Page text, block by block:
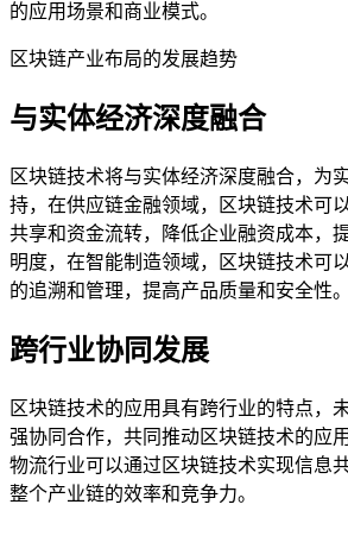
的应用场景和商业模式。
区块链产业布局的发展趋势
与实体经济深度融合
区块链技术将与实体经济深度融合，为
持，在供应链金融领域，区块链技术可
共享和资金流转，降低企业融资成本，
明度，在智能制造领域，区块链技术可
的追溯和管理，提高产品质量和安全性。
跨行业协同发展
区块链技术的应用具有跨行业的特点，
强协同合作，共同推动区块链技术的应
物流行业可以通过区块链技术实现信息
整个产业链的效率和竞争力。